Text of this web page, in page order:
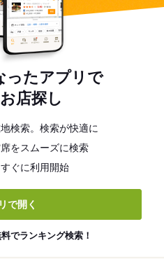
ったアプリで
店探し
検索。検索が快適に
をスムーズに検索
ぐに利用開始
で開く
でランキング検索！